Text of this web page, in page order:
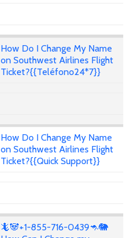
How Do I Change My Name
on Southwest Airlines Flight
Ticket?{{Teléfono24*7}}
How Do I Change My Name
on Southwest Airlines Flight
Ticket?{{Quick Support}}
🦎🐼+1-855-716-0439🦘🐘